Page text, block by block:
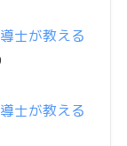
士が教える
士が教える